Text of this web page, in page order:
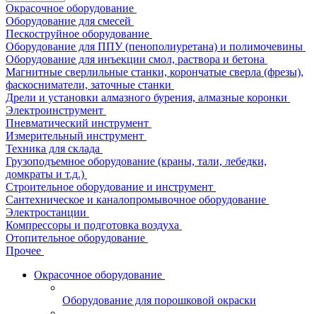
Окрасочное оборудование
Оборудование для смесей
Пескоструйное оборудование
Оборудование для ППУ (пенополиуретана) и полимочевины
Оборудование для инъекции смол, раствора и бетона
Магнитные сверлильные станки, корончатые сверла (фрезы),
фаскосниматели, заточные станки
Дрели и установки алмазного бурения, алмазные коронки
Электроинструмент
Пневматический инструмент
Измерительный инструмент
Техника для склада
Грузоподъемное оборудование (краны, тали, лебедки,
домкраты и т.д.)
Строительное оборудование и инструмент
Сантехническое и каналопромывочное оборудование
Электростанции
Компрессоры и подготовка воздуха
Отопительное оборудование
Прочее
Окрасочное оборудование
Оборудование для порошковой окраски